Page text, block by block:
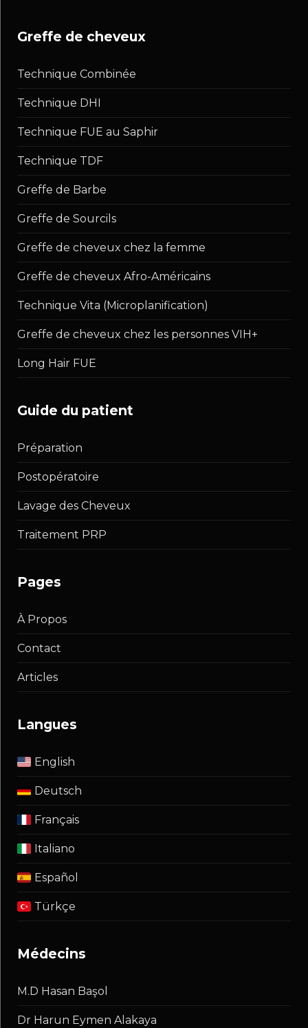
greffe de cheveux
Technique Combinée
Technique DHI
Technique FUE au Saphir
Technique TDF
Greffe de Barbe
Greffe de Sourcils
Greffe de cheveux chez la femme
Greffe de cheveux Afro-Américains
Technique Vita (Microplanification)
Greffe de cheveux chez les personnes VIH+
Long Hair FUE
guide du patient
Préparation
Postopératoire
Lavage des Cheveux
Traitement PRP
pages
À Propos
Contact
Articles
langues
English
Deutsch
Français
Italiano
Español
Türkçe
médecins
M.D Hasan Başol
Dr Harun Eymen Alakaya